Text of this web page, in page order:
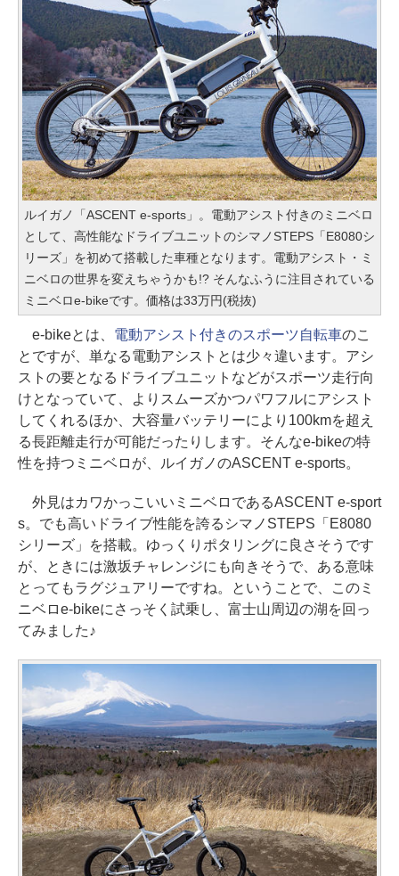
ルイガノ「ASCENT e-sports」。電動アシスト付きのミニベロ
として、高性能なドライブユニットのシマノSTEPS「E8080シ
リーズ」を初めて搭載した車種となります。電動アシスト・ミ
ニベロの世界を変えちゃうかも!? そんなふうに注目されている
ミニベロe-bikeです。価格は33万円(税抜)
e-bikeとは、 電動アシスト付きのスポーツ自転車のこ
とですが、単なる電動アシストとは少々違います。アシ
ストの要となるドライブユニットなどがスポーツ走行向
けとなっていて、よりスムーズかつパワフルにアシスト
してくれるほか、大容量バッテリーにより100kmを超え
る長距離走行が可能だったりします。そんなe-bikeの特
性を持つミニベロが、ルイガノのASCENT e-sports。
外見はカワかっこいいミニベロであるASCENT e-sport
s。でも高いドライブ性能を誇るシマノSTEPS「E8080
シリーズ」を搭載。ゆっくりポタリングに良さそうです
が、ときには激坂チャレンジにも向きそうで、ある意味
とってもラグジュアリーですね。ということで、このミ
ニベロe-bikeにさっそく試乗し、富士山周辺の湖を回っ
てみました♪